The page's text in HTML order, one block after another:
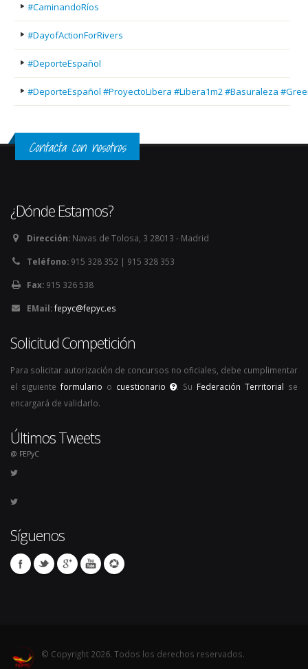
#CaminandoRíos
#DayofActionForRivers
#DeporteEspañol
#DeporteEspañol #ProyectoLibera #Libera1m2 #Basuraleza
Contacta con nosotros
¿Dónde Estamos?
Dirección: Navas de Tolosa, 3 28013 - Madrid
Teléfono: 915 328 352 | 915 328 353
Fax: 915 326 538
EMail:fepyc@fepyc.es
Solicitud Competición
Para solicitar autorización de concursos no oficiales, debe cumplimentar
el siguiente formulario o cuestionario . Su Federación Territorial se
encargará de validarlo.
Últimos Tweets
@ FEPyC
Síguenos
© Copyright 2026. Todos los derechos reservados.